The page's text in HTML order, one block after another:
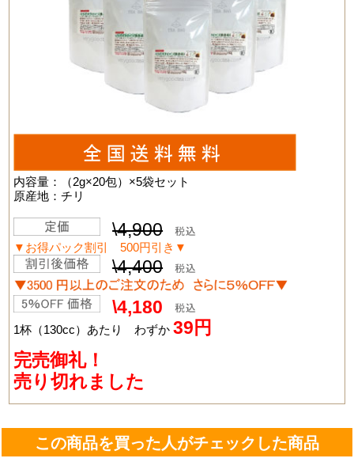
内容量：（2g×20包）×5袋セット
原産地：チリ
\4,900
▼お得パック割引 500円引き▼
\4,400
\4,180
1杯（130cc）あたり わずか39円
完売御礼！
売り切れました
この商品を買った人がチェックした商品